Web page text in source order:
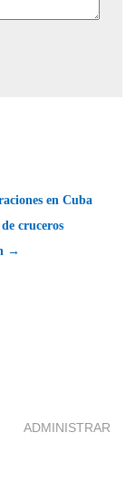
en Cuba
cruceros
→
ADMINISTRAR